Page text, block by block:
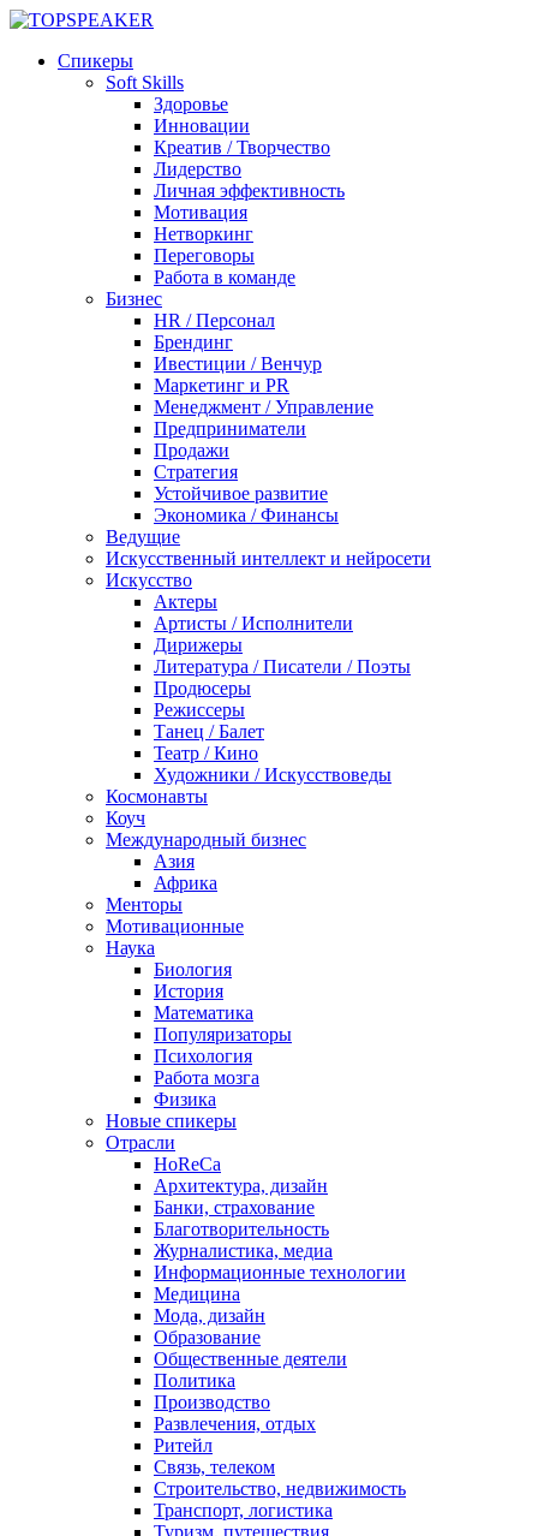
Спикеры
Soft Skills
Здоровье
Инновации
Креатив / Творчество
Лидерство
Личная эффективность
Мотивация
Нетворкинг
Переговоры
Работа в команде
Бизнес
HR / Персонал
Брендинг
Ивестиции / Венчур
Маркетинг и PR
Менеджмент / Управление
Предприниматели
Продажи
Стратегия
Устойчивое развитие
Экономика / Финансы
Ведущие
Искусственный интеллект и нейросети
Искусство
Актеры
Артисты / Исполнители
Дирижеры
Литература / Писатели / Поэты
Продюсеры
Режиссеры
Танец / Балет
Театр / Кино
Художники / Искусствоведы
Космонавты
Коуч
Международный бизнес
Азия
Африка
Менторы
Мотивационные
Наука
Биология
История
Математика
Популяризаторы
Психология
Работа мозга
Физика
Новые спикеры
Отрасли
HoReCa
Архитектура, дизайн
Банки, страхование
Благотворительность
Журналистика, медиа
Информационные технологии
Медицина
Мода, дизайн
Образование
Общественные деятели
Политика
Производство
Развлечения, отдых
Ритейл
Связь, телеком
Строительство, недвижимость
Транспорт, логистика
Туризм, путешествия